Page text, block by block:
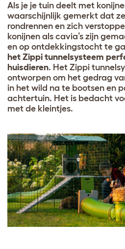
Als je je tuin deelt met
waarschijnlijk gemerkt dat
rondrennen en zich
konijnen als cavia’s zijn
en op ontdekkingstocht te
het Zippi tunnelsysteem
huisdieren. Het Zippi
ontworpen om het gedrag
in het wild na te bootsen en
achtertuin. Het is bedacht
met de kleintjes.